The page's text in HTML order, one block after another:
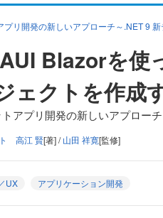
プリ開発の新しいアプローチ～.NET 9
Blazorを使
ェクトを作成
アプリ開発の新しいアプロー
高江 賢[著] /山田 祥寛[監修]
UX アプリケーション開発